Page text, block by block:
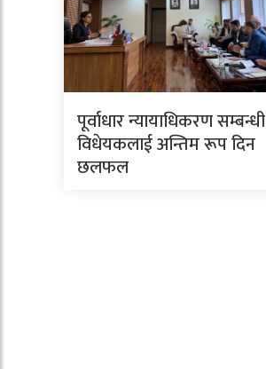
पूर्वाधार न्यायाधिकरण सम्बन्धी
विधेयकलाई अन्तिम रूप दिन
छलफल